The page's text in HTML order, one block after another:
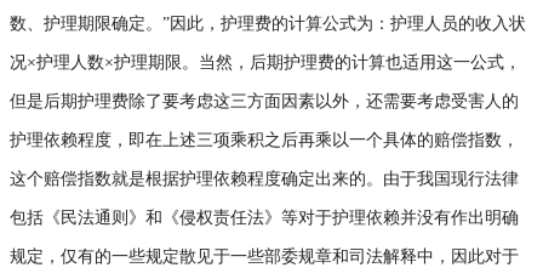
数、护理期限确定。”因此，护理费的计算公式为：护理人员的收入状
况×护理人数×护理期限。当然，后期护理费的计算也适用这一公式，
但是后期护理费除了要考虑这三方面因素以外，还需要考虑受害人的
护理依赖程度，即在上述三项乘积之后再乘以一个具体的赔偿指数，
这个赔偿指数就是根据护理依赖程度确定出来的。由于我国现行法律
包括《民法通则》和《侵权责任法》等对于护理依赖并没有作出明确
规定，仅有的一些规定散见于一些部委规章和司法解释中，因此对于